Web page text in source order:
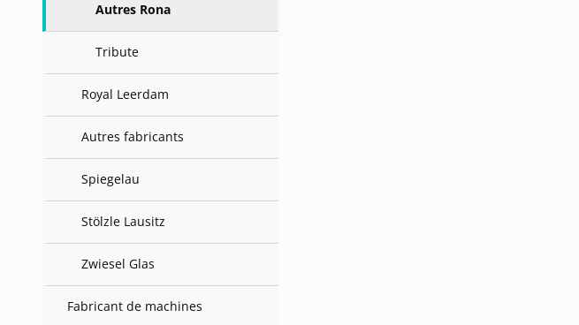
Autres Rona
Tribute
Royal Leerdam
Autres fabricants
Spiegelau
Stölzle Lausitz
Zwiesel Glas
Fabricant de machines